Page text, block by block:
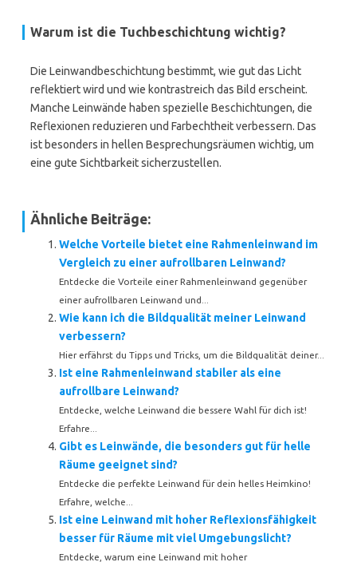
Warum ist die Tuchbeschichtung wichtig?
Die Leinwandbeschichtung bestimmt, wie gut das Licht
reflektiert wird und wie kontrastreich das Bild erscheint.
Manche Leinwände haben spezielle Beschichtungen, die
Reflexionen reduzieren und Farbechtheit verbessern. Das
ist besonders in hellen Besprechungsräumen wichtig, um
eine gute Sichtbarkeit sicherzustellen.
Ähnliche Beiträge:
Welche Vorteile bietet eine Rahmenleinwand im
Vergleich zu einer aufrollbaren Leinwand?
Entdecke die Vorteile einer Rahmenleinwand gegenüber
einer aufrollbaren Leinwand und...
Wie kann ich die Bildqualität meiner Leinwand
verbessern?
Hier erfährst du Tipps und Tricks, um die Bildqualität deiner...
Ist eine Rahmenleinwand stabiler als eine
aufrollbare Leinwand?
Entdecke, welche Leinwand die bessere Wahl für dich ist!
Erfahre...
Gibt es Leinwände, die besonders gut für helle
Räume geeignet sind?
Entdecke die perfekte Leinwand für dein helles Heimkino!
Erfahre, welche...
Ist eine Leinwand mit hoher Reflexionsfähigkeit
besser für Räume mit viel Umgebungslicht?
Entdecke, warum eine Leinwand mit hoher